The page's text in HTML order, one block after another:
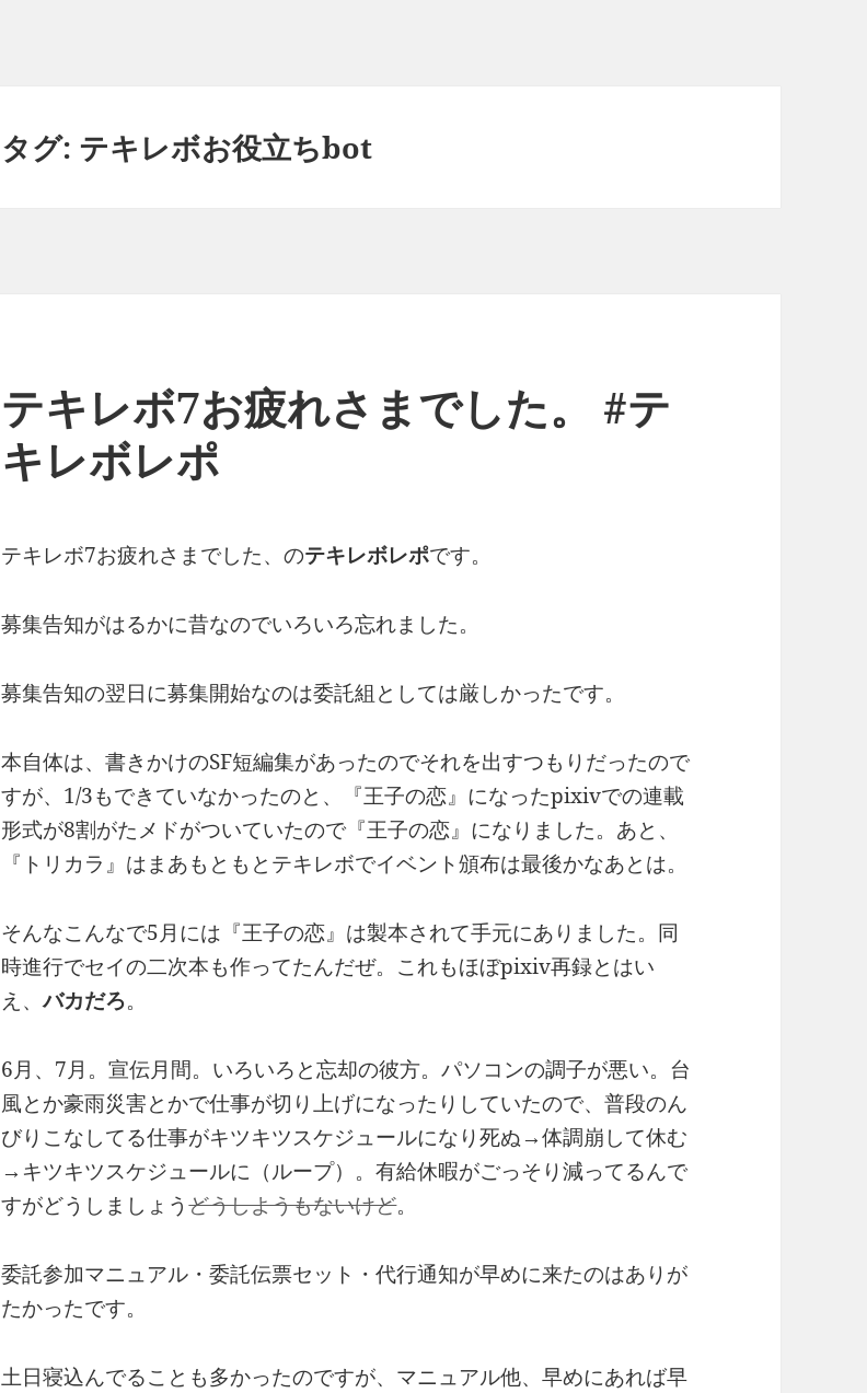
タグ: テキレボお役立ちbot
テキレボ7お疲れさまでした。 #テ
キレボレポ
テキレボ7お疲れさまでした、のテキレボレポです。
募集告知がはるかに昔なのでいろいろ忘れました。
募集告知の翌日に募集開始なのは委託組としては厳しかったです。
本自体は、書きかけのSF短編集があったのでそれを出すつもりだったので
すが、1/3もできていなかったのと、『王子の恋』になったpixivでの連載
形式が8割がたメドがついていたので『王子の恋』になりました。あと、
『トリカラ』はまあもともとテキレボでイベント頒布は最後かなあとは。
そんなこんなで5月には『王子の恋』は製本されて手元にありました。同
時進行でセイの二次本も作ってたんだぜ。これもほぼpixiv再録とはい
え、バカだろ。
6月、7月。宣伝月間。いろいろと忘却の彼方。パソコンの調子が悪い。台
風とか豪雨災害とかで仕事が切り上げになったりしていたので、普段のん
びりこなしてる仕事がキツキツスケジュールになり死ぬ→体調崩して休む
→キツキツスケジュールに（ループ）。有給休暇がごっそり減ってるんで
すがどうしましょうどうしようもないけど。
委託参加マニュアル・委託伝票セット・代行通知が早めに来たのはありが
たかったです。
土日寝込んでることも多かったのですが、マニュアル他、早めにあれば早